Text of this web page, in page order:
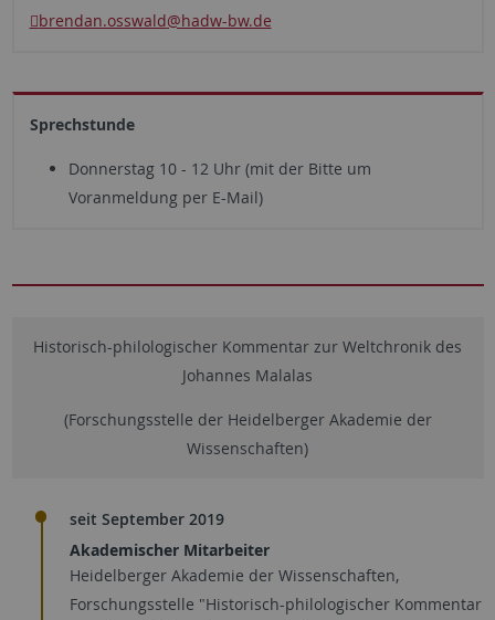
brendan.osswald@hadw-bw.de
Sprechstunde
Donnerstag 10 - 12 Uhr (mit der Bitte um
Voranmeldung per E-Mail)
Historisch-philologischer Kommentar zur Weltchronik des
Johannes Malalas
(Forschungsstelle der Heidelberger Akademie der
Wissenschaften)
seit September 2019
Akademischer Mitarbeiter
Heidelberger Akademie der Wissenschaften,
Forschungsstelle "Historisch-philologischer Kommentar